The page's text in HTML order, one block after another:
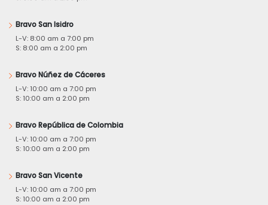
Bravo San Isidro
L-V: 8:00 am a 7:00 pm
S: 8:00 am a 2:00 pm
Bravo Núñez de Cáceres
L-V: 10:00 am a 7:00 pm
S: 10:00 am a 2:00 pm
Bravo República de Colombia
L-V: 10:00 am a 7:00 pm
S: 10:00 am a 2:00 pm
Bravo San Vicente
L-V: 10:00 am a 7:00 pm
S: 10:00 am a 2:00 pm